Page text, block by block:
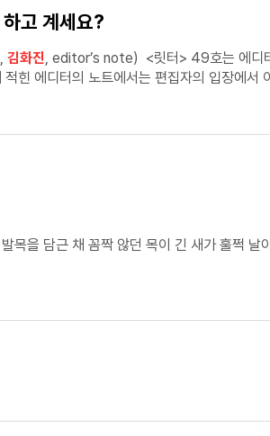
고 계세요?
김화진, editor’s note) <릿터> 49호는 에디터의 노트, 커버스토리, 에세이, 인터뷰, 단편소설, 시, 리뷰, 만화, 그리고 에필로그로 구성되어 있다. 가장 먼저
힌 에디터의 노트에서는 편집자의 입장에
책 소개를 읽으며 나의 잠자리 책도 떠올리